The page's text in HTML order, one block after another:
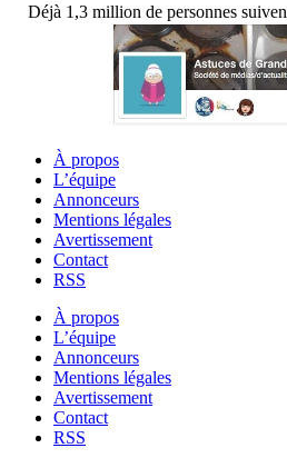
Déjà 1,3 million de personnes
À propos
L’équipe
Annonceurs
Mentions légales
Avertissement
Contact
RSS
À propos
L’équipe
Annonceurs
Mentions légales
Avertissement
Contact
RSS